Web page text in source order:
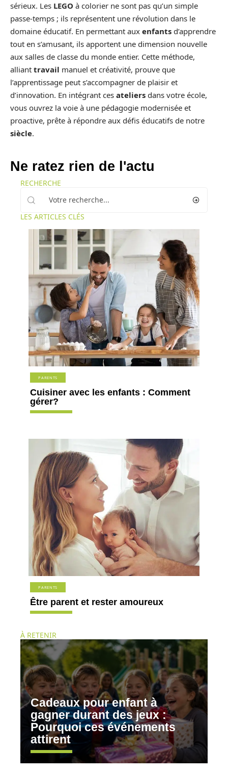
sérieux. Les LEGO à colorier ne sont pas qu’un simple
passe-temps ; ils représentent une révolution dans le
domaine éducatif. En permettant aux enfants d’apprendre
tout en s’amusant, ils apportent une dimension nouvelle
aux salles de classe du monde entier. Cette méthode,
alliant travail manuel et créativité, prouve que
l’apprentissage peut s’accompagner de plaisir et
d’innovation. En intégrant ces ateliers dans votre école,
vous ouvrez la voie à une pédagogie modernisée et
proactive, prête à répondre aux défis éducatifs de notre
siècle.
Ne ratez rien de l'actu
RECHERCHE
LES ARTICLES CLÉS
PARENTS
Cuisiner avec les enfants : Comment
gérer?
PARENTS
Être parent et rester amoureux
À RETENIR
Cadeaux pour enfant à
gagner durant des jeux :
Pourquoi ces événements
attirent